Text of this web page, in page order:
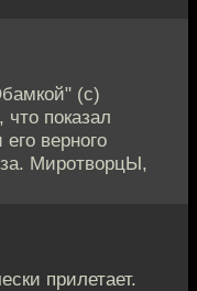
(с)
что показал
верного
МиротворцЫ,
прилетает.